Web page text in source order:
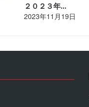
２０２３年…
2023年11月19日